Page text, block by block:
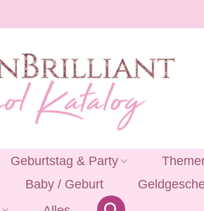
Geburtstag & Party
Baby / Geburt